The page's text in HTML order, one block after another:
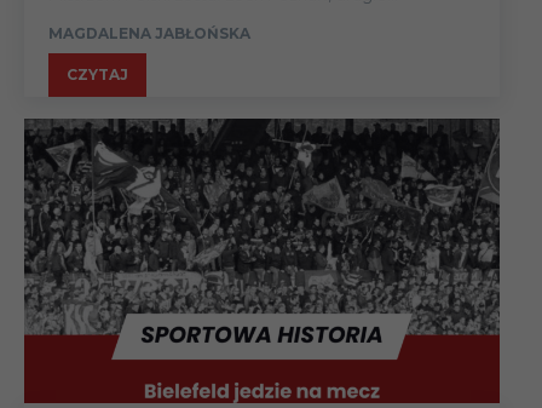
MAGDALENA JABŁOŃSKA
CZYTAJ